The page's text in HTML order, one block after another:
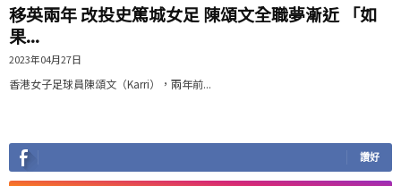
移英兩年 改投史篤城女足 陳頌文全職夢漸近 「如
果...
2023年04月27日
香港女子足球員陳頌文（Karri），兩年前...
讚好